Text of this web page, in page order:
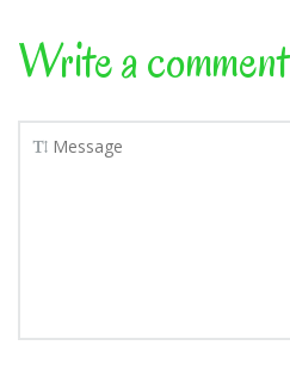
Write a comment